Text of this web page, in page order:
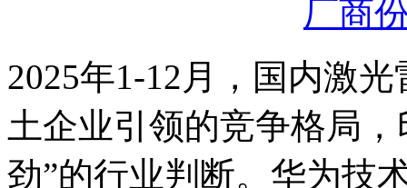
2025年1-12月，国内激
土企业引领的竞争格局
劲”的行业判断。华为技